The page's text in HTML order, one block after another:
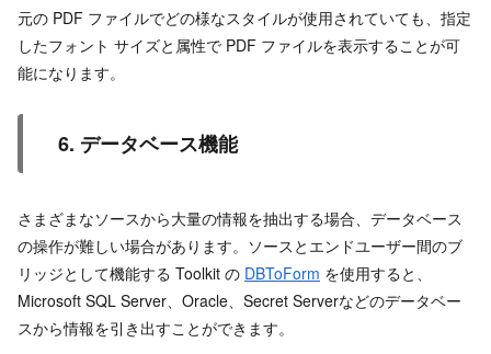
元の PDF ファイルでどの様なスタイルが使用されていても、指定
したフォント サイズと属性で PDF ファイルを表示することが可
能になります。
6. データベース機能
さまざまなソースから大量の情報を抽出する場合、データベース
の操作が難しい場合があります。ソースとエンドユーザー間のブ
リッジとして機能する Toolkit の DBToForm を使用すると、
Microsoft SQL Server、Oracle、Secret Serverなどのデータベー
スから情報を引き出すことができます。